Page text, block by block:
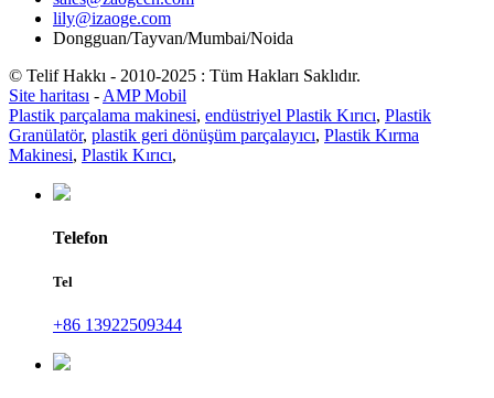
lily@izaoge.com
Dongguan/Tayvan/Mumbai/Noida
© Telif Hakkı - 2010-2025 : Tüm Hakları Saklıdır.
Site haritası - AMP Mobil
Plastik parçalama makinesi, endüstriyel Plastik Kırıcı, Plastik
Granülatör, plastik geri dönüşüm parçalayıcı, Plastik Kırma
Makinesi, Plastik Kırıcı,
Telefon
Tel
+86 13922509344